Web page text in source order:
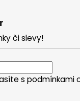
či slevy!
s podmínkami